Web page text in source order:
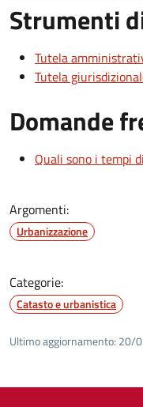
Strumenti
Tutela
Tutela
Domande
Quali sono i tempi
Argomenti:
Urbanizzazione
Categorie:
Catasto e urbanistica
Ultimo aggiornamento: 20/